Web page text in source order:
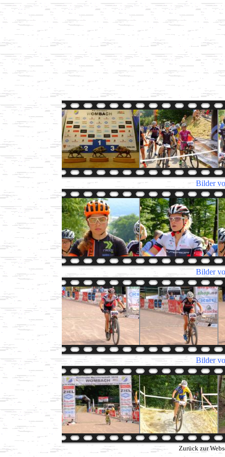
Bilder
Bilder
Bilder
Zurück zur